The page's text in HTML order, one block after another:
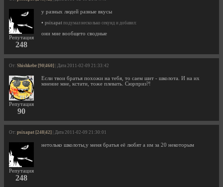
Репутация
248
у разных людей разные вкусы
• psixapat подумал несколько секунд и добавил:
они мне вообщето сводные
От: Shishkebe [90|460] | Дата 2011-02-09 21:33:42
Репутация
90
Если твои братья похожи на тебя, то саем шит - школота. И на их
мнение мне, кстати, тоже плевать. Сюрприз?!
От: psixapat [248|42] | Дата 2011-02-09 21:30:01
Репутация
248
нетолько школоты,у меня братья её любят а им за 20 некоторым